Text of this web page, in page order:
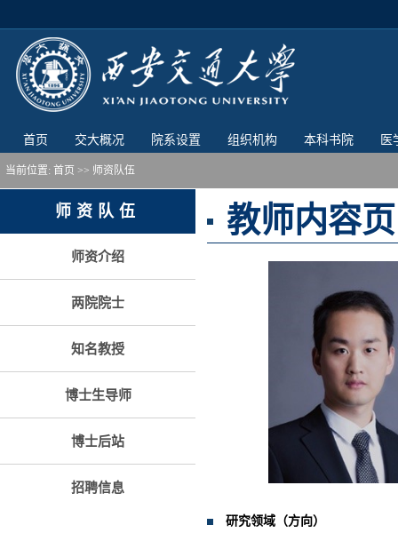
首页 交大概况 院系设置 组织机构 本科书院 医
当前位置: 首页 >> 师资队伍
师资队伍
师资介绍
两院院士
知名教授
博士生导师
博士后站
招聘信息
教师内容页
研究领域（方向）